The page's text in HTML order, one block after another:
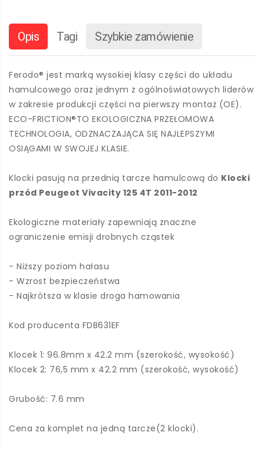
Opis Tagi Szybkie zamówienie
Ferodo® jest marką wysokiej klasy części do układu
hamulcowego oraz jednym z ogólnoświatowych liderów
w zakresie produkcji części na pierwszy montaż (OE).
ECO-FRICTION®TO EKOLOGICZNA PRZEŁOMOWA
TECHNOLOGIA, ODZNACZAJĄCA SIĘ NAJLEPSZYMI
OSIĄGAMI W SWOJEJ KLASIE.
Klocki pasują na przednią tarcze hamulcową do Klocki
przód Peugeot Vivacity 125 4T 2011-2012
Ekologiczne materiały zapewniają znaczne
ograniczenie emisji drobnych cząstek
- Niższy poziom hałasu
- Wzrost bezpieczeństwa
- Najkrótsza w klasie droga hamowania
Kod producenta FDB631EF
Klocek 1: 96.8mm x 42.2 mm (szerokość, wysokość)
Klocek 2: 76,5 mm x 42.2 mm (szerokość, wysokość)
Grubość: 7.6 mm
Cena za komplet na jedną tarcze(2 klocki).